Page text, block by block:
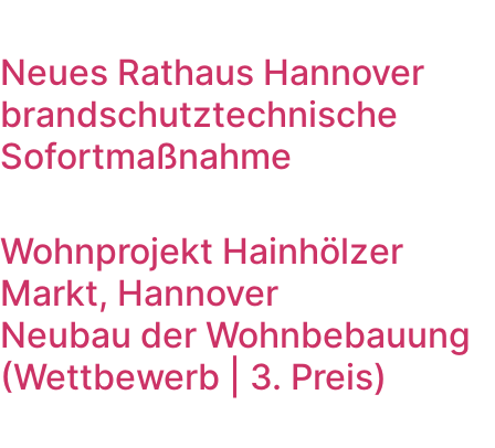
Neues Rathaus Hannover
brandschutztechnische
Sofortmaßnahme
Wohnprojekt Hainhölzer
Markt, Hannover
Neubau der Wohnbebauung
(Wettbewerb | 3. Preis)